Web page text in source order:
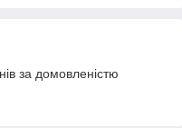
за домовленістю